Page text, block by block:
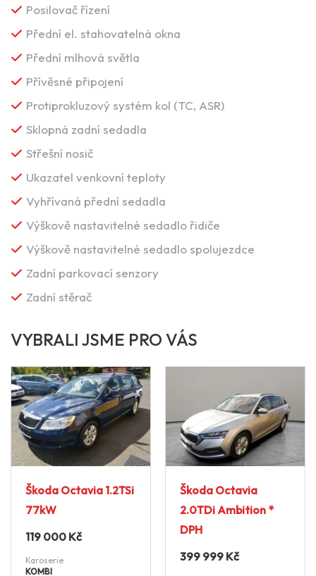
Posilovač řízení
Přední el. stahovatelná okna
Přední mlhová světla
Přívěsné připojení
Protiprokluzový systém kol (TC, ASR)
Sklopná zadní sedadla
Střešní nosič
Ukazatel venkovní teploty
Vyhřívaná přední sedadla
Výškově nastavitelné sedadlo řidiče
Výškově nastavitelné sedadlo spolujezdce
Zadní parkovací senzory
Zadní stěrač
VYBRALI JSME PRO VÁS
Škoda Octavia
2.0TDi Ambition *
DPH
399 999
Škoda Octavia
2.0TDi RS DSG
Karoserie